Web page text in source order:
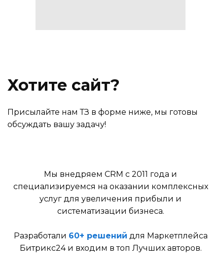
Хотите сайт?
Присылайте нам ТЗ в форме ниже, мы готовы
обсуждать вашу задачу!
Мы внедряем CRM с 2011 года и
специализируемся на оказании комплексных
услуг для увеличения прибыли и
систематизации бизнеса.
Разработали 60+ решений для Маркетплейса
Битрикс24 и входим в топ Лучших авторов.